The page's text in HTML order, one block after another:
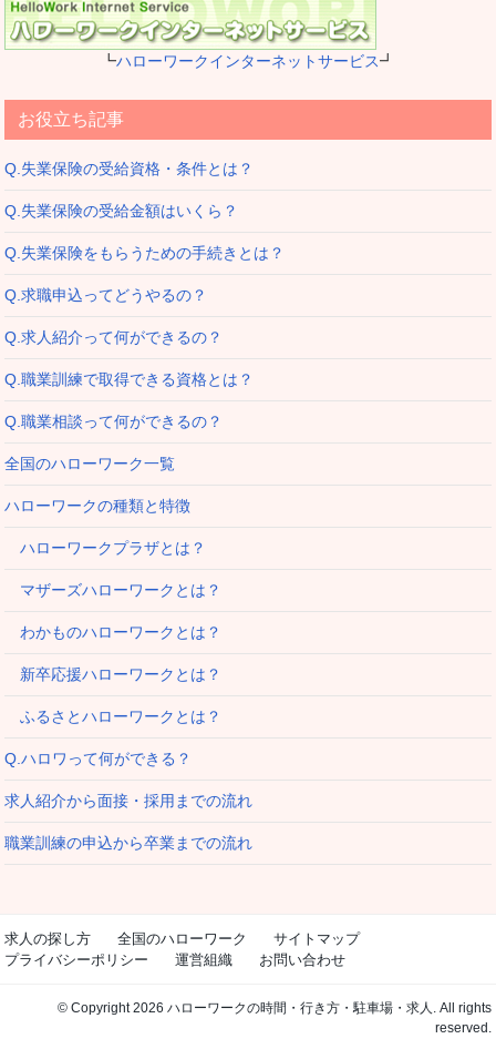
┗ハローワークインターネットサービス┛
お役立ち記事
Q.失業保険の受給資格・条件とは？
Q.失業保険の受給金額はいくら？
Q.失業保険をもらうための手続きとは？
Q.求職申込ってどうやるの？
Q.求人紹介って何ができるの？
Q.職業訓練で取得できる資格とは？
Q.職業相談って何ができるの？
全国のハローワーク一覧
ハローワークの種類と特徴
ハローワークプラザとは？
マザーズハローワークとは？
わかものハローワークとは？
新卒応援ハローワークとは？
ふるさとハローワークとは？
Q.ハロワって何ができる？
求人紹介から面接・採用までの流れ
職業訓練の申込から卒業までの流れ
求人の探し方 全国のハローワーク
サイトマップ
プライバシーポリシー
運営組織 お問い合わせ
© Copyright 2026 ハローワークの時間・行き方・駐車場・求人. All rights
reserved.